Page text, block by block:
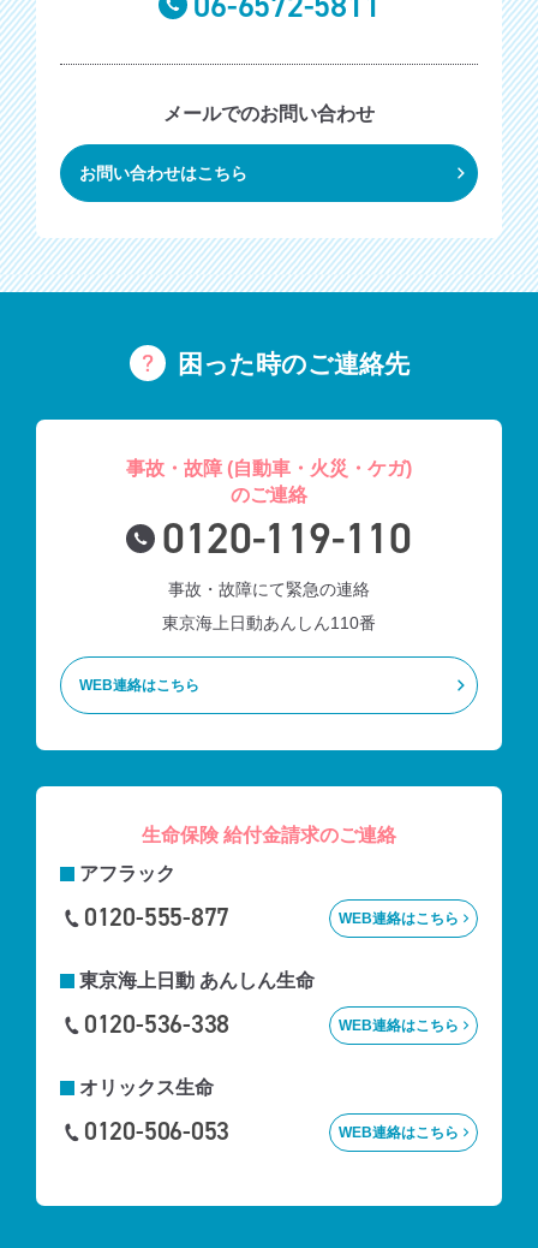
メールでのお問い合わせ
お問い合わせはこちら
困った時のご連絡先
事故・故障 (自動車・火災・ケガ)
のご連絡
0120-119-110
事故・故障にて緊急の連絡
東京海上日動あんしん110番
WEB連絡はこちら
生命保険 給付金請求のご連絡
アフラック
0120-555-877 WEB連絡はこちら
東京海上⽇動 あんしん生命
0120-536-338 WEB連絡はこちら
オリックス生命
0120-506-053 WEB連絡はこちら